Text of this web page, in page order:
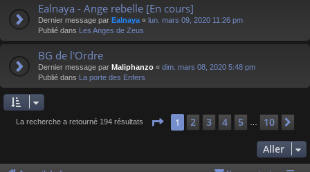
Ealnaya - Ange rebelle [En cours]
Dernier message par Ealnaya « lun. mars 09, 2020 11:26 pm
Publié dans Les Anges de Zeus
BG de l'Ordre
Dernier message par Maliphanzo « dim. mars 08, 2020 5:48 pm
Publié dans La porte des Enfers
La recherche a retourné 194 résultats Page 1sur 10
1 2 3 4 5 10
Aller